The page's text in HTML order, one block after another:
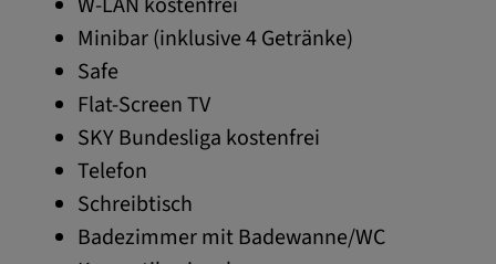
Minibar (inklusive 4 Getränke)
Safe
Flat-Screen TV
SKY Bundesliga kostenfrei
Telefon
Schreibtisch
Badezimmer mit Badewanne/WC